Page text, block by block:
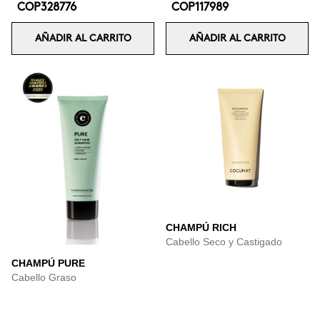
COP328776
AÑADIR AL CARRITO
COP117989
AÑADIR AL CARRITO
CHAMPÚ PURE
Cabello Graso
CHAMPÚ RICH
Cabello Seco y Castigado